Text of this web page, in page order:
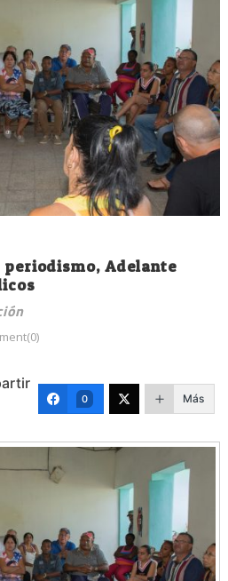
periodismo, Adelante
0 Más